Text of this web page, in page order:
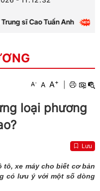
sĩ Cao Tuấn Anh
A- A A+
loại phương
Lưu
tô, xe máy cho biết cơ bản
có lưu ý với một số dòng